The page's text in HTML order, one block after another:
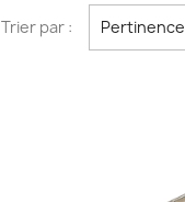
Trier par : Pertinence